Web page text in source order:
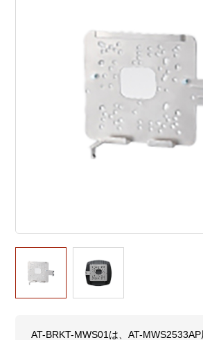
AT-BRKT-MWS01は、AT-